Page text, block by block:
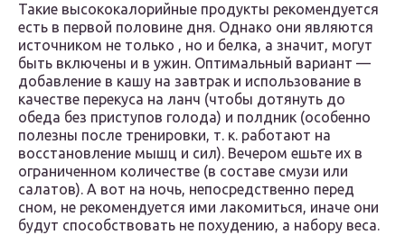
Такие высококалорийные продукты рекомендуется
есть в первой половине дня. Однако они являются
источником не только , но и белка, а значит, могут
быть включены и в ужин. Оптимальный вариант —
добавление в кашу на завтрак и использование в
качестве перекуса на ланч (чтобы дотянуть до
обеда без приступов голода) и полдник (особенно
полезны после тренировки, т. к. работают на
восстановление мышц и сил). Вечером ешьте их в
ограниченном количестве (в составе смузи или
салатов). А вот на ночь, непосредственно перед
сном, не рекомендуется ими лакомиться, иначе они
будут способствовать не похудению, а набору веса.